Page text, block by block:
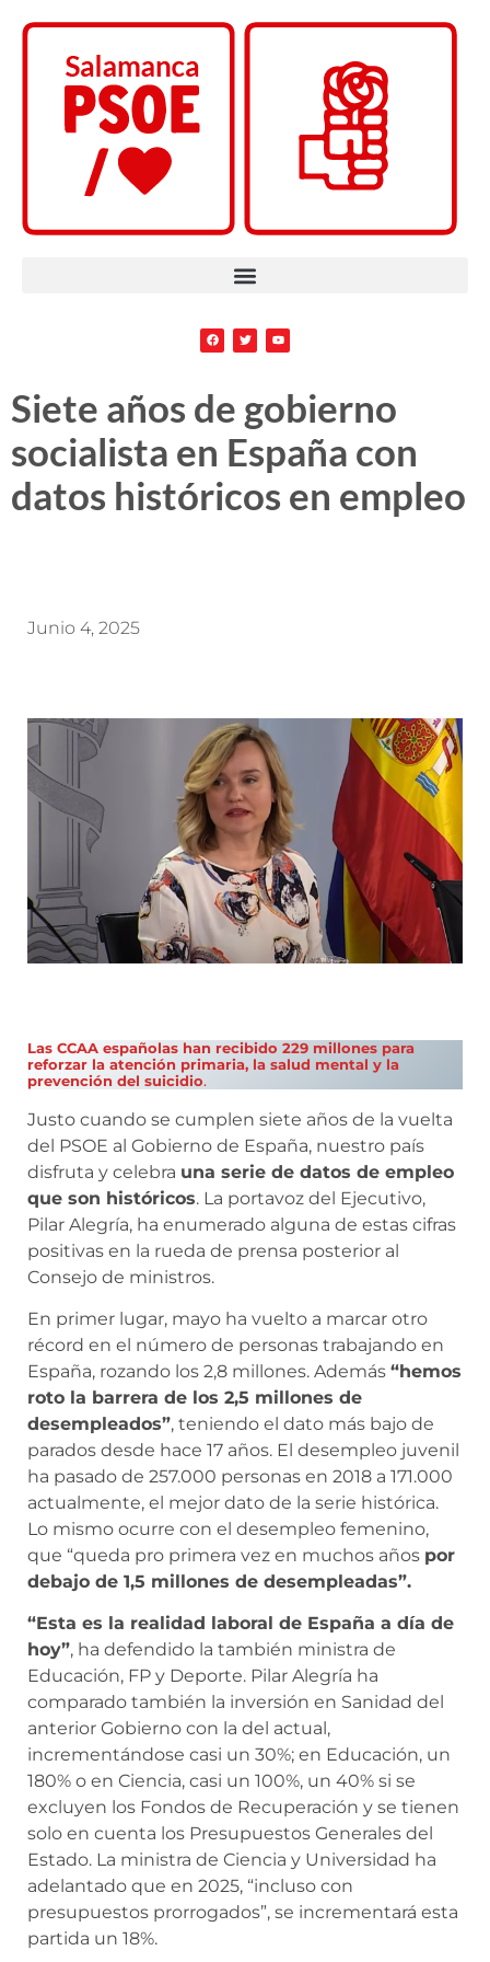
Siete años de gobierno
socialista en España con
datos históricos en empleo
Junio 4, 2025
Las CCAA españolas han recibido 229 millones para
reforzar la atención primaria, la salud mental y la
prevención del suicidio.
Justo cuando se cumplen siete años de la vuelta
del PSOE al Gobierno de España, nuestro país
disfruta y celebra una serie de datos de empleo
que son históricos. La portavoz del Ejecutivo,
Pilar Alegría, ha enumerado alguna de estas cifras
positivas en la rueda de prensa posterior al
Consejo de ministros.
En primer lugar, mayo ha vuelto a marcar otro
récord en el número de personas trabajando en
España, rozando los 2,8 millones. Además “hemos
roto la barrera de los 2,5 millones de
desempleados”, teniendo el dato más bajo de
parados desde hace 17 años. El desempleo juvenil
ha pasado de 257.000 personas en 2018 a 171.000
actualmente, el mejor dato de la serie histórica.
Lo mismo ocurre con el desempleo femenino,
que “queda pro primera vez en muchos años por
debajo de 1,5 millones de desempleadas”.
“Esta es la realidad laboral de España a día de
hoy”, ha defendido la también ministra de
Educación, FP y Deporte. Pilar Alegría ha
comparado también la inversión en Sanidad del
anterior Gobierno con la del actual,
incrementándose casi un 30%; en Educación, un
180% o en Ciencia, casi un 100%, un 40% si se
excluyen los Fondos de Recuperación y se tienen
solo en cuenta los Presupuestos Generales del
Estado. La ministra de Ciencia y Universidad ha
adelantado que en 2025, “incluso con
presupuestos prorrogados”, se incrementará esta
partida un 18%.